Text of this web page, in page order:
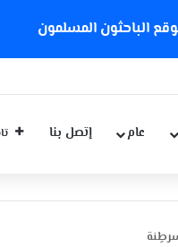
الباحثون المسلمون
عام إتصل بنا